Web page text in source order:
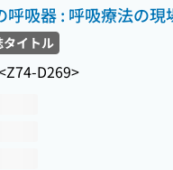
呼吸器 : 呼吸療法の
タイトル
D269>